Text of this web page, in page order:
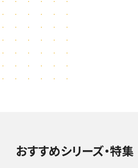
おすすめシリーズ・特集